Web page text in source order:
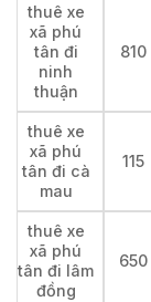
thuê xe
xã phú
tân đi
ninh
thuận
810
thuê xe
xã phú
tân đi cà
mau
115
thuê xe
xã phú
tân đi lâm
đồng
650